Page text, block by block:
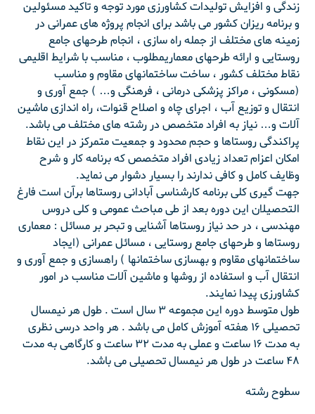
زندگی و افزایش تولیدات کشاورزی مورد توجه و تاکید مسئولین
و برنامه ریزان کشور می باشد برای انجام پروژه های عمرانی در
زمینه های مختلف از جمله راه سازی ، انجام طرحهای جامع
روستایی و ارائه طرحهای معماریمطلوب ، مناسب با شرایط اقلیمی
نقاط مختلف کشور ، ساخت ساختمانهای مقاوم و مناسب
(مسکونی ، مراکز پزشکی درمانی ، فرهنگی و… ) جمع آوری و
انتقال و توزیع آب ، اجرای چاه و اصلاح قنوات، راه اندازی ماشین
آلات و… نیاز به افراد متخصص در رشته های مختلف می باشد.
پراکندگی روستاها و حجم محدود و جمعیت متمرکز در این نقاط
امکان اعزام تعداد زیادی افراد متخصص که برنامه کار و شرح
وظایف کامل و کافی ندارند را بسیار دشوار می نماید.
جهت گیری کلی برنامه کارشناسی آبادانی روستاها برآن است فارغ
التحصیلان این دوره بعد از طی مباحث عمومی و کلی دروس
مهندسی ، در حد نیاز روستاها آشنایی و تبحر بر مسائل : معماری
روستاها و طرحهای جامع روستایی ، مسائل عمرانی (ایجاد
ساختمانهای مقاوم و بهسازی ساختمانها ) راهسازی و جمع آوری و
انتقال آب و استفاده از روشها و ماشین آلات مناسب در امور
کشاورزی پیدا نمایند.
طول متوسط دوره این مجموعه ۳ سال است . طول هر نیمسال
تحصیلی ۱۶ هفته آموزش کامل می باشد . هر واحد درسی نظری
به مدت ۱۶ ساعت و عملی به مدت ۳۲ ساعت و کارگاهی به مدت
۴۸ ساعت در طول هر نیمسال تحصیلی می باشد.
سطوح رشته